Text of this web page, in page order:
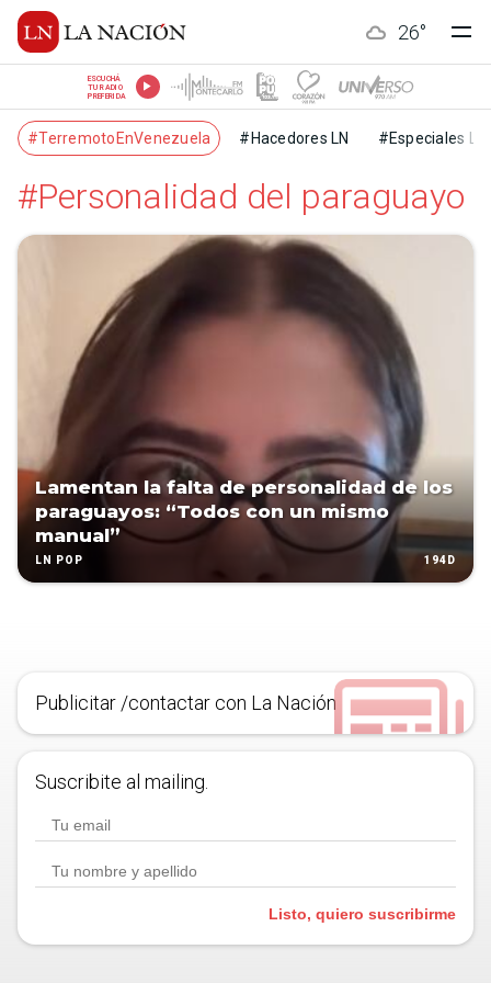
26°
ESCUCHÁ
TU RADIO
PREFERIDA
#TerremotoEnVenezuela #Hacedores LN #Especiales LN
#Personalidad del paraguayo
Lamentan la falta de personalidad de los
paraguayos: “Todos con un mismo
manual”
LN POP 194D
Publicitar /contactar con La Nación
Suscribite al mailing.
Listo, quiero suscribirme